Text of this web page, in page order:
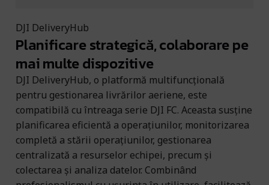
DJI DeliveryHub
Planificare strategică, colaborare pe
mai multe dispozitive
DJI DeliveryHub, o platformă multifuncțională
pentru gestionarea livrărilor aeriene, este
compatibilă cu întreaga serie DJI FC. Aceasta susține
planificarea eficientă a operațiunilor, monitorizarea
completă a stării operațiunilor, gestionarea
centralizată a resurselor echipei, precum și
colectarea și analiza datelor. Combinând